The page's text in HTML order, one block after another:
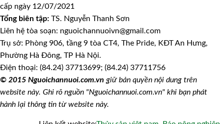
cấp ngày 12/07/2021
Tổng biên tập: TS. Nguyễn Thanh Sơn
Liên hệ tòa soạn: nguoichannuoivn@gmail.com
Trụ sở: Phòng 906, tầng 9 tòa CT4, The Pride, KĐT An Hưng,
Phường Hà Đông, TP Hà Nội.
Điện thoại: (84.24) 37713699; (84.24) 37711756
© 2015 Nguoichannuoi.com.vn giữ bản quyền nội dung trên
website này. Ghi rõ nguồn "Nguoichannuoi.com.vn" khi bạn phát
hành lại thông tin từ website này.